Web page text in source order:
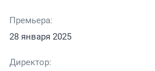
Премьера:
28 января 2025
Директор: